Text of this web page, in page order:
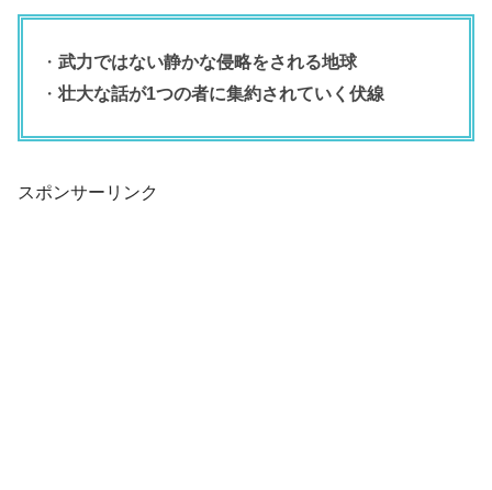
・ 武力ではない静かな侵略をされる地球
・壮大な話が1つの者に集約されていく伏線
スポンサーリンク